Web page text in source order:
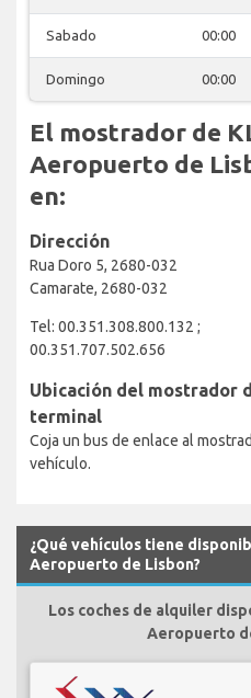
Sabado 00:00
Domingo 00:00
El mostrador de
Aeropuerto de
en:
Dirección
Rua Doro 5, 2680-032
Camarate, 2680-032
Tel: 00.351.308.800.132 ;
00.351.707.502.656
Ubicación del mostrador
terminal
Coja un bus de enlace al
vehículo.
¿Qué vehículos tiene
Aeropuerto de Lisbon?
Los coches de alquiler
Aeropuerto